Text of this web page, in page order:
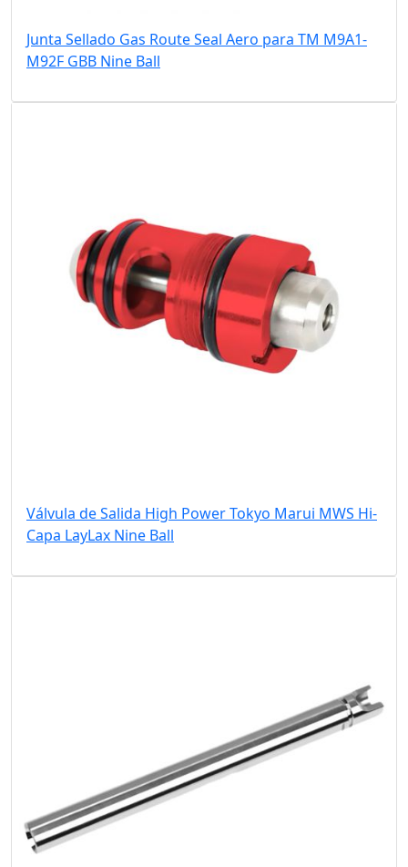
Junta Sellado Gas Route Seal Aero para TM M9A1-
M92F GBB Nine Ball
Válvula de Salida High Power Tokyo Marui MWS Hi-
Capa LayLax Nine Ball